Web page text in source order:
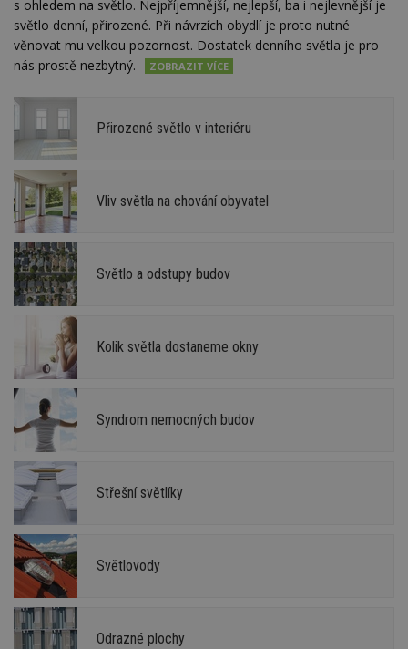
s ohledem na světlo. Nejpříjemnější, nejlepší, ba i nejlevnější je
světlo denní, přirozené. Při návrzích obydlí je proto nutné
věnovat mu velkou pozornost. Dostatek denního světla je pro
nás prostě nezbytný.
Přirozené světlo v interiéru
Vliv světla na chování obyvatel
Světlo a odstupy budov
Kolik světla dostaneme okny
Syndrom nemocných budov
Střešní světlíky
Světlovody
Odrazné plochy